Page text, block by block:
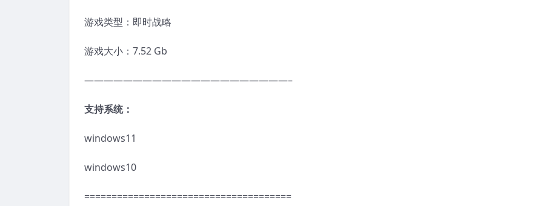
游戏类型：即时战略
游戏大小：7.52 Gb
—————————————————————–
支持系统：
windows11
windows10
======================================